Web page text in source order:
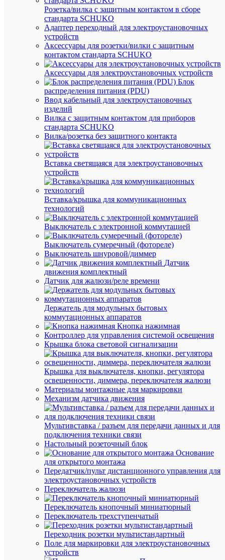
Розетка/вилка с защитным контактом в сборе
стандарта SCHUKO
Адаптер переходный для электроустановочных
устройств
Аксессуары для розетки/вилки с защитным
контактом стандарта SCHUKO
Аксессуары для электроустановочных устройств
Блок
распределения питания (PDU)
Ввод кабельный для электроустановочных
изделий
Вилка с защитным контактом для приборов
стандарта SCHUKO
Вилка/розетка без защитного контакта
Вставка светящаяся для электроустановочных
устройств
Вставка/крышка для коммуникационных
технологий
Выключатель с электронной коммутацией
Выключатель сумеречный (фотореле)
Выключатель шнуровой/диммер
Датчик
движения комплектный
Датчик для жалюзи/реле времени
Держатель для модульных бытовых
коммутационных аппаратов
Кнопка нажимная
Контроллер для управления системой освещения
Крышка блока световой сигнализации
Крышка для выключателя, кнопки, регулятора
освещенности, диммера, переключателя жалюзи
Материалы монтажные для маркировки
Механизм датчика движения
Мультивставка / разъем для передачи данных и для
подключения техники связи
Настольный розеточный блок
Основание
для открытого монтажа
Передатчик/пульт дистанционного управления для
электроустановочных устройств
Переключатель жалюзи
Переключатель кнопочный миниатюрный
Переключатель трехступенчатый
Переходник розетки мультистандартный
Поле для маркировки для электроустановочных
устройств
•
сроку
в
часов.
>